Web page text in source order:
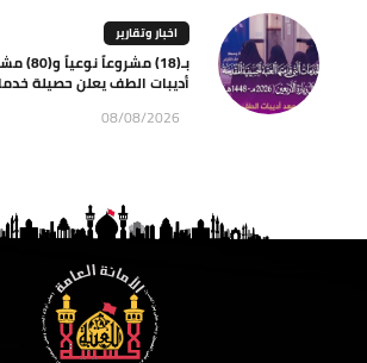
اخبار وتقارير
بـ(18)
أديبات الطف يعلن حصيلة
08/08/2026